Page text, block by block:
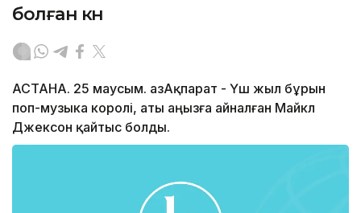
болған күн
АСТАНА. 25 маусым. ҚазАқпарат - Үш жыл бұрын
поп-музыка королі, аты аңызға айналған Майкл
Джексон қайтыс болды.